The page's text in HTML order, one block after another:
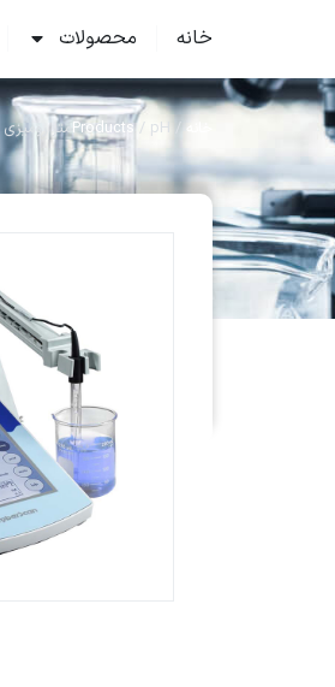
خانه محصولات
خانه/
Products/ pHمتر رومیزی پیشرفته مدل Benchtop pH5500